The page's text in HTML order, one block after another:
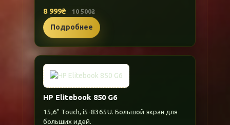
8 999₴ 10 500₴
Подробнее
HP Elitebook 850 G6
15,6" Touch, i5-8365U. Большой экран для
больших идей.